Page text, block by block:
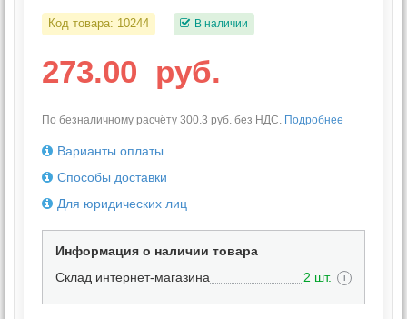
Код товара: 10244 В наличии
273.00 руб.
По безналичному расчёту 300.3 руб. без НДС. Подробнее
Варианты оплаты
Способы доставки
Для юридических лиц
Информация о наличии товара
Склад интернет-магазина
2 шт. i